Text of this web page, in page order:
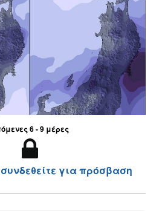
6 - 9 μέρες
για πρόσβαση